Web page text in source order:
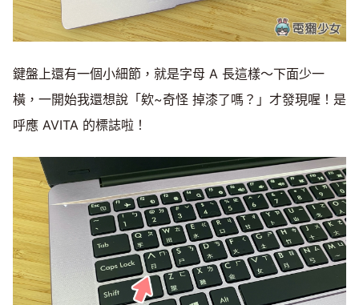
鍵盤上還有一個小細節，就是字母 A 長這樣～下面少一
橫，一開始我還想說「欸~奇怪 掉漆了嗎？」才發現喔！是
呼應 AVITA 的標誌啦！